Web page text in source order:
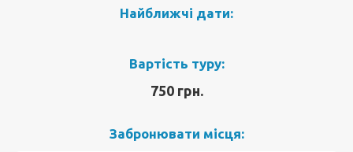
Найближчі дати:
Вартість туру:
750 грн.
Забронювати місця: